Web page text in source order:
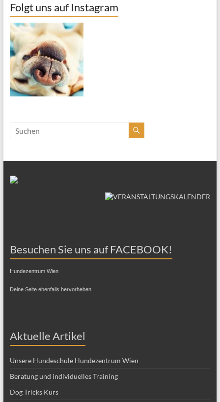
Folgt uns auf Instagram
Besuchen Sie uns auf FACEBOOK!
Hundezentrum Wien
Deine Seite ebenfalls hervorheben
Aktuelle Artikel
Unsere Hundeschule Hundezentrum Wien
Beratung und individuelles Training
Dog Tricks Kurs